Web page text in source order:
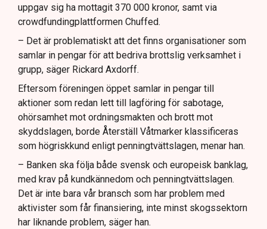
uppgav sig ha mottagit 370 000 kronor, samt via
crowdfundingplattformen Chuffed.
– Det är problematiskt att det finns organisationer som
samlar in pengar för att bedriva brottslig verksamhet i
grupp, säger Rickard Axdorff.
Eftersom föreningen öppet samlar in pengar till
aktioner som redan lett till lagföring för sabotage,
ohörsamhet mot ordningsmakten och brott mot
skyddslagen, borde Återställ Våtmarker klassificeras
som högriskkund enligt penningtvättslagen, menar han.
– Banken ska följa både svensk och europeisk banklag,
med krav på kundkännedom och penningtvättslagen.
Det är inte bara vår bransch som har problem med
aktivister som får finansiering, inte minst skogssektorn
har liknande problem, säger han.